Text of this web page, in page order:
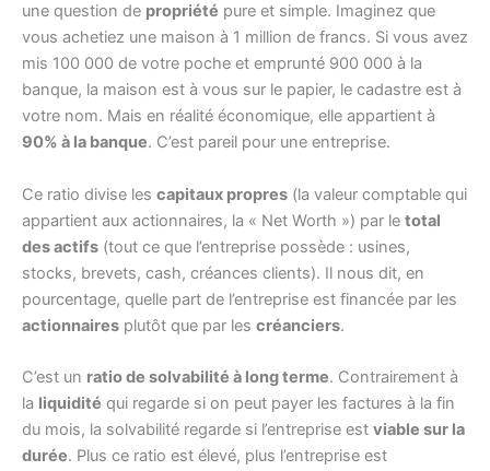
une question de propriété pure et simple. Imaginez que
vous achetiez une maison à 1 million de francs. Si vous avez
mis 100 000 de votre poche et emprunté 900 000 à la
banque, la maison est à vous sur le papier, le cadastre est à
votre nom. Mais en réalité économique, elle appartient à
90% à la banque. C’est pareil pour une entreprise.
Ce ratio divise les capitaux propres (la valeur comptable qui
appartient aux actionnaires, la « Net Worth ») par le total
des actifs (tout ce que l’entreprise possède : usines,
stocks, brevets, cash, créances clients). Il nous dit, en
pourcentage, quelle part de l’entreprise est financée par les
actionnaires plutôt que par les créanciers.
C’est un ratio de solvabilité à long terme. Contrairement à
la liquidité qui regarde si on peut payer les factures à la fin
du mois, la solvabilité regarde si l’entreprise est viable sur la
durée. Plus ce ratio est élevé, plus l’entreprise est